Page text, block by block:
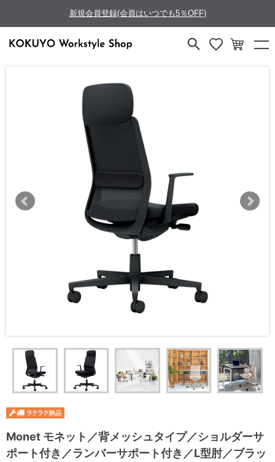
新規会員登録(会員はいつでも5％OFF)
Monet モネット／背メッシュタイプ／ショルダーサ
ポート付き／ランバーサポート付き／L型肘／ブラッ